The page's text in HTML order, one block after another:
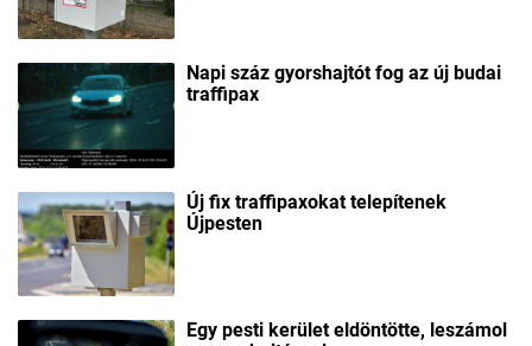
Napi száz gyorshajtót fog az új budai
traffipax
Új fix traffipaxokat telepítenek
Újpesten
Egy pesti kerület eldöntötte, leszámol